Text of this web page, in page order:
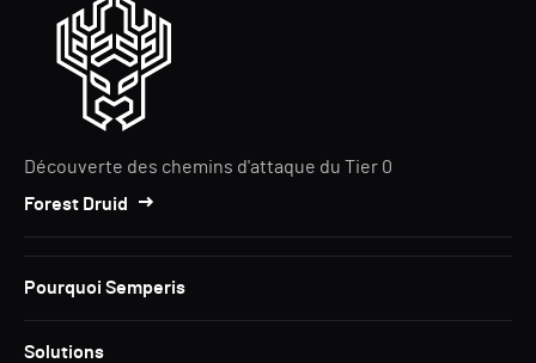
Découverte des chemins d'attaque du Tier 0
Forest Druid
Pourquoi Semperis
Solutions